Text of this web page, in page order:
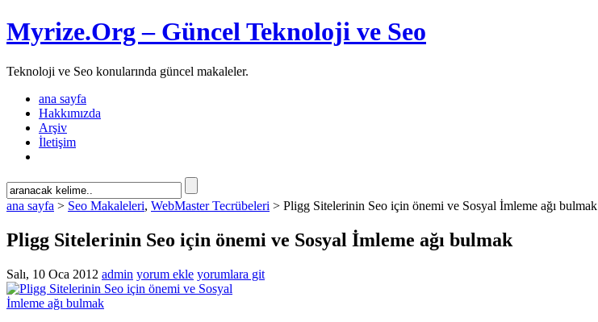
Myrize.Org – Güncel Teknoloji ve Seo
Teknoloji ve Seo konularında güncel makaleler.
ana sayfa
Hakkımızda
Arşiv
İletişim
ana sayfa > Seo Makaleleri, WebMaster Tecrübeleri > Pligg Sitelerinin Seo için önemi ve Sosyal İmleme ağı bulmak
Pligg Sitelerinin Seo için önemi ve Sosyal İmleme ağı bulmak
Salı, 10 Oca 2012 admin yorum ekle yorumlara git